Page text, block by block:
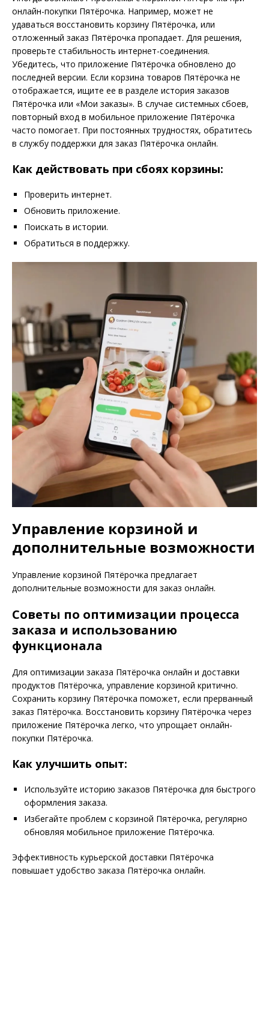
онлайн-покупки Пятёрочка. Например, может не
удаваться восстановить корзину Пятёрочка, или
отложенный заказ Пятёрочка пропадает. Для решения,
проверьте стабильность интернет-соединения.
Убедитесь, что приложение Пятёрочка обновлено до
последней версии. Если корзина товаров Пятёрочка не
отображается, ищите ее в разделе история заказов
Пятёрочка или «Мои заказы». В случае системных сбоев,
повторный вход в мобильное приложение Пятёрочка
часто помогает. При постоянных трудностях, обратитесь
в службу поддержки для заказ Пятёрочка онлайн.
Как действовать при сбоях корзины:
Проверить интернет.
Обновить приложение.
Поискать в истории.
Обратиться в поддержку.
Управление корзиной и
дополнительные возможности
Управление корзиной Пятёрочка предлагает
дополнительные возможности для заказ онлайн.
Советы по оптимизации процесса
заказа и использованию
функционала
Для оптимизации заказа Пятёрочка онлайн и доставки
продуктов Пятёрочка, управление корзиной критично.
Сохранить корзину Пятёрочка поможет, если прерванный
заказ Пятёрочка. Восстановить корзину Пятёрочка через
приложение Пятёрочка легко, что упрощает онлайн-
покупки Пятёрочка.
Как улучшить опыт:
Используйте историю заказов Пятёрочка для быстрого
оформления заказа.
Избегайте проблем с корзиной Пятёрочка, регулярно
обновляя мобильное приложение Пятёрочка.
Эффективность курьерской доставки Пятёрочка
повышает удобство заказа Пятёрочка онлайн.